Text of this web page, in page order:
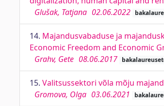
Glušak, Tatjana 02.06.2022
14. Majandusvabaduse ja
Economic Freedom and Economic
Grahv, Gete 08.06.2017
15. Valitsussektori võla mõju
Gromova, Olga 03.06.2021